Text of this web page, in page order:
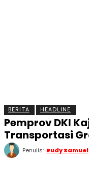
BERITA HEADLINE
Pemprov DKI
Transportasi
Penulis: Rudy Samuel